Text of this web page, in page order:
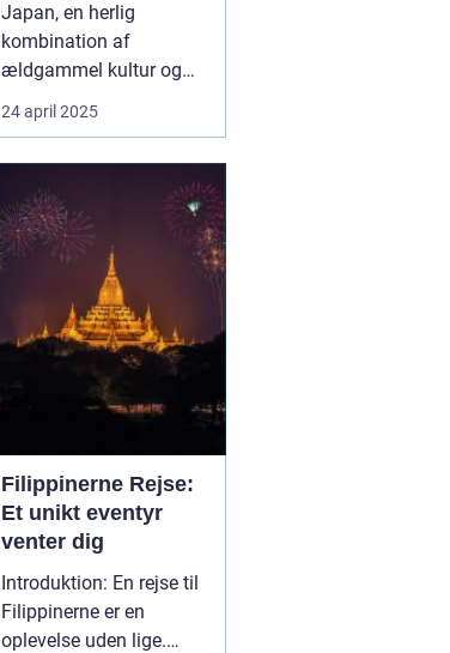
Japan, en herlig
kombination af
ældgammel kultur og
moderne innovation, er
en destination, der
hele verden. For danske
rejsende bliver
oplevelsen ekstra unik,
når de har en rejseleder,
der taler deres eget
sprog. ...
24 april 2025
Filippinerne Rejse:
Et unikt eventyr
venter dig
Introduktion: En rejse til
Filippinerne er en
oplevelse uden lige.